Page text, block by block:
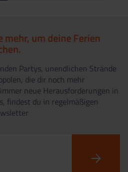
mehr, um deine Ferien
Partys, unendlichen Strände
die dir noch mehr
neue Herausforderungen in
findest du in regelmäßigen